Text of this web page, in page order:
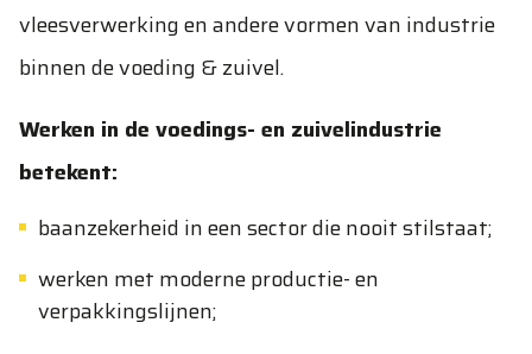
vleesverwerking en andere vormen van industrie
binnen de voeding & zuivel.
Werken in de voedings- en zuivelindustrie
betekent:
baanzekerheid in een sector die nooit stilstaat;
werken met moderne productie- en
verpakkingslijnen;